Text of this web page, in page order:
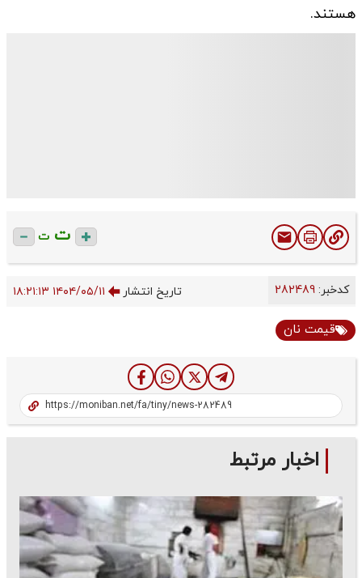
هستند.
ت ت
کدخبر: تاریخ انتشار ۱۴۰۴/۰۵/۱۱ ۱۸:۲۱:۱۳
قیمت نان
اخبار مرتبط